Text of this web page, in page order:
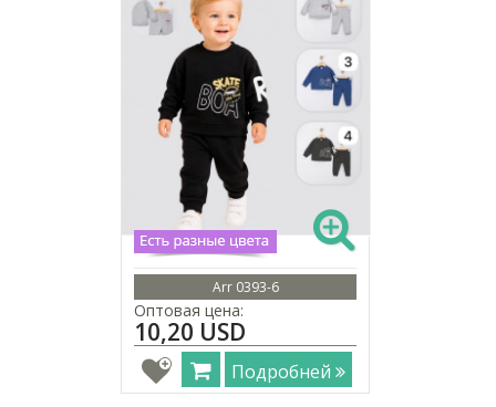
Arr 0393-6
Оптовая цена:
10,20 USD
Подробней